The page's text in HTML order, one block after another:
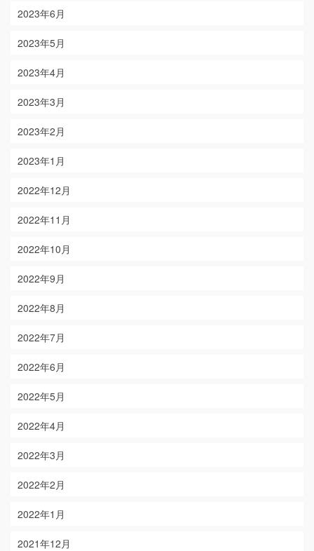
2023年6月
2023年5月
2023年4月
2023年3月
2023年2月
2023年1月
2022年12月
2022年11月
2022年10月
2022年9月
2022年8月
2022年7月
2022年6月
2022年5月
2022年4月
2022年3月
2022年2月
2022年1月
2021年12月